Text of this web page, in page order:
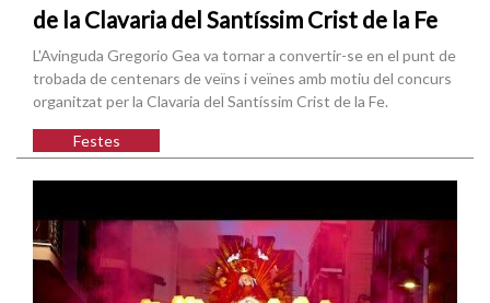
de la Clavaria del Santíssim Crist de la Fe
L'Avinguda Gregorio Gea va tornar a convertir-se en el punt de
trobada de centenars de veïns i veïnes amb motiu del concurs
organitzat per la Clavaria del Santíssim Crist de la Fe.
Festes